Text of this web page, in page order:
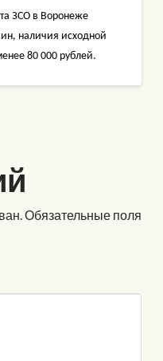
ЗСО в Воронеже
наличия исходной
80 000 рублей.
Обязательные поля